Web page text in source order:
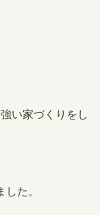
い家づくりをし
た。